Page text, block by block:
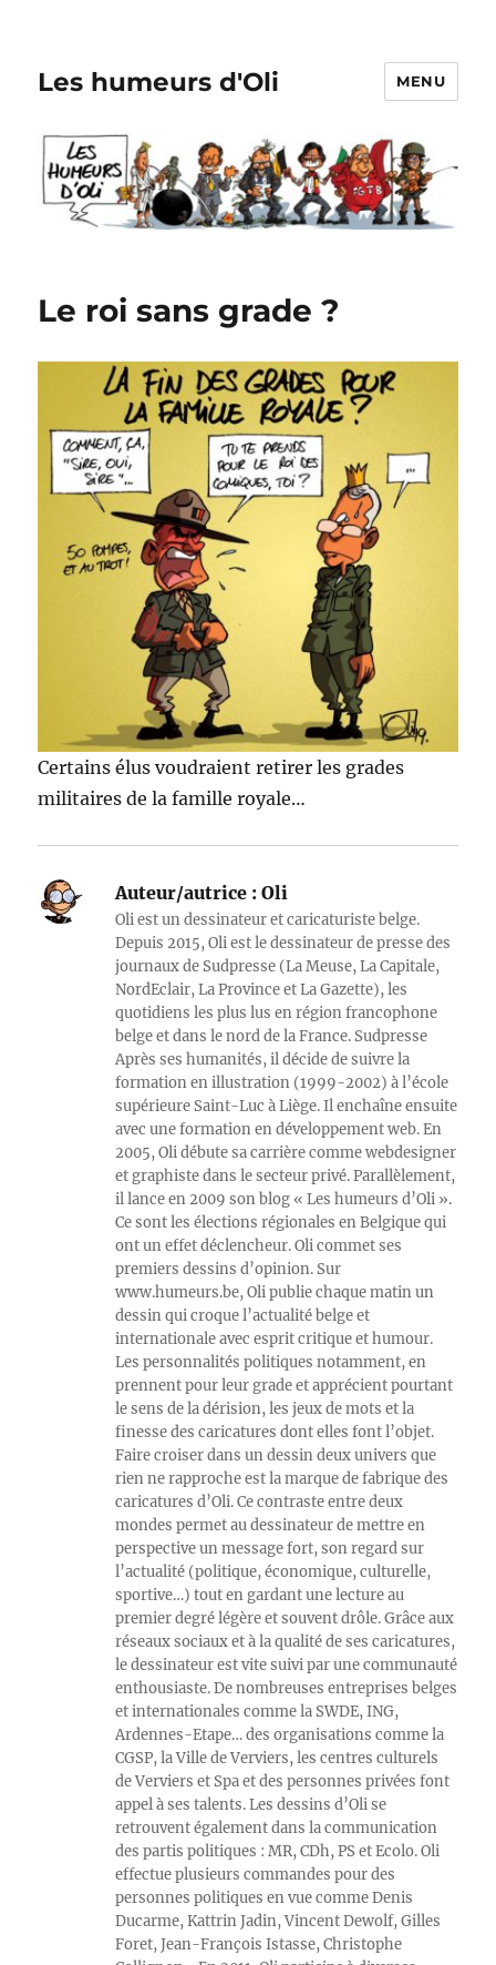
Les humeurs d'Oli MENU
Le roi sans grade ?
Certains élus voudraient retirer les grades
militaires de la famille royale…
Auteur/autrice : Oli
Oli est un dessinateur et caricaturiste belge.
Depuis 2015, Oli est le dessinateur de presse des
journaux de Sudpresse (La Meuse, La Capitale,
NordEclair, La Province et La Gazette), les
quotidiens les plus lus en région francophone
belge et dans le nord de la France. Sudpresse
Après ses humanités, il décide de suivre la
formation en illustration (1999-2002) à l’école
supérieure Saint-Luc à Liège. Il enchaîne ensuite
avec une formation en développement web. En
2005, Oli débute sa carrière comme webdesigner
et graphiste dans le secteur privé. Parallèlement,
il lance en 2009 son blog « Les humeurs d’Oli ».
Ce sont les élections régionales en Belgique qui
ont un effet déclencheur. Oli commet ses
premiers dessins d’opinion. Sur
www.humeurs.be, Oli publie chaque matin un
dessin qui croque l’actualité belge et
internationale avec esprit critique et humour.
Les personnalités politiques notamment, en
prennent pour leur grade et apprécient pourtant
le sens de la dérision, les jeux de mots et la
finesse des caricatures dont elles font l’objet.
Faire croiser dans un dessin deux univers que
rien ne rapproche est la marque de fabrique des
caricatures d’Oli. Ce contraste entre deux
mondes permet au dessinateur de mettre en
perspective un message fort, son regard sur
l’actualité (politique, économique, culturelle,
sportive…) tout en gardant une lecture au
premier degré légère et souvent drôle. Grâce aux
réseaux sociaux et à la qualité de ses caricatures,
le dessinateur est vite suivi par une communauté
enthousiaste. De nombreuses entreprises belges
et internationales comme la SWDE, ING,
Ardennes-Etape… des organisations comme la
CGSP, la Ville de Verviers, les centres culturels
de Verviers et Spa et des personnes privées font
appel à ses talents. Les dessins d’Oli se
retrouvent également dans la communication
des partis politiques : MR, CDh, PS et Ecolo. Oli
effectue plusieurs commandes pour des
personnes politiques en vue comme Denis
Ducarme, Kattrin Jadin, Vincent Dewolf, Gilles
Foret, Jean-François Istasse, Christophe